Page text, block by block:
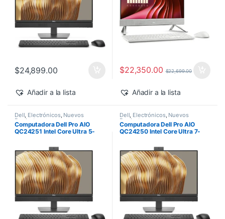
$24,899.00
Añadir a la lista
$22,350.00 $22,699.00
Añadir a la lista
Dell, Electrónicos, Nuevos
Productos
Computadora Dell Pro AIO
QC24251 Intel Core Ultra 5-
Windows 11 Pro
Dell, Electrónicos, Nuevos
Productos
Computadora Dell Pro AIO
QC24250 Intel Core Ultra 7-
Windows 11 Pro